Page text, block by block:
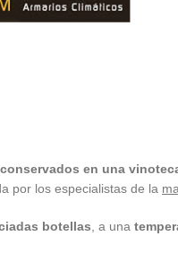
en una
por los especialistas de la
botellas , a una